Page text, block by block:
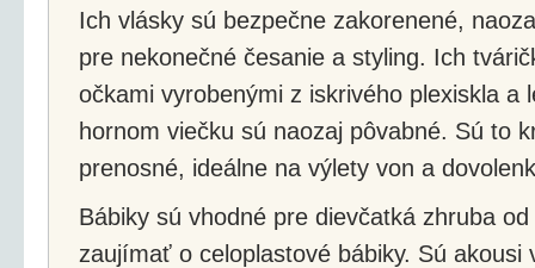
Ich vlásky sú bezpečne zakorenené,
pre nekonečné česanie a styling. Ich
očkami vyrobenými z iskrivého plexiskla a
hornom viečku sú naozaj pôvabné. Sú to
prenosné, ideálne na výlety von a
Bábiky sú vhodné pre dievčatká zhruba
zaujímať o celoplastové bábiky. Sú